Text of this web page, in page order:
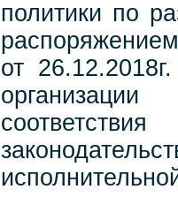
политики по
от
организации